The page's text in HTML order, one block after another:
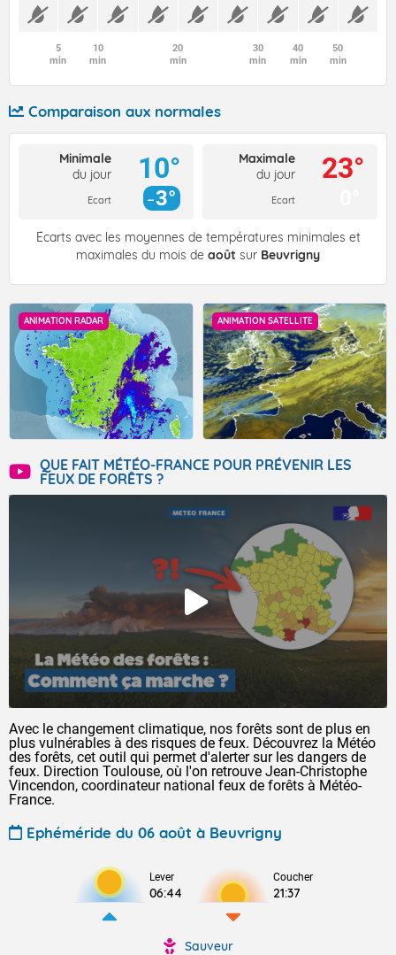
5
min
10
min
20
min
30
min
40
min
50
min
Comparaison aux normales
Minimale
du jour
Ecart
10°
3°
Maximale
du jour
Ecart
23°
Écarts avec les moyennes de températures minimales et
maximales du mois de août sur Beuvrigny
ANIMATION RADAR ANIMATION SATELLITE
QUE FAIT MÉTÉO-FRANCE POUR PRÉVENIR LES
FEUX DE FORÊTS ?
Avec le changement climatique, nos forêts sont de plus en
plus vulnérables à des risques de feux. Découvrez la Météo
des forêts, cet outil qui permet d'alerter sur les dangers de
feux. Direction Toulouse, où l'on retrouve Jean-Christophe
Vincendon, coordinateur national feux de forêts à Météo-
France.
Ephéméride du 06 août à Beuvrigny
Lever
06:44
Coucher
21:37
Sauveur